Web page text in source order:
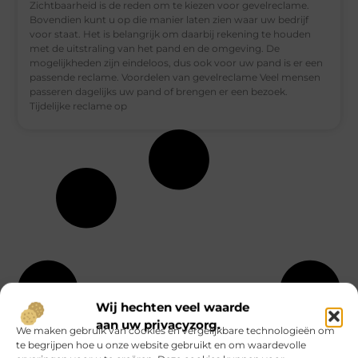
Wij hechten veel waarde
aan uw privacyzorg.
We maken gebruik van cookies en vergelijkbare technologieën om
te begrijpen hoe u onze website gebruikt en om waardevolle
Zichtbaarheid is de reden om te kiezen voor gevelreclame.
Bovendien kunt u op die manier laten zien waar uw bedrijf
voor staat. Het is belangrijk om daarbij rekening te houden
met de uitstraling van het pand en de omgeving. De
mogelijkheden zijn eindeloos, dus ook voor uw pand is er een
passende reclame. Voordelen van gevelreclame Veel mensen
passeren dagelijks uw pand of brengen er een bezoek.
Tijdelijke reclame op